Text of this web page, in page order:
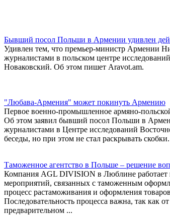
Бывший посол Польши в Армении удивлен
Удивлен тем, что премьер-министр Армении
журналистами в польском центре
Новаковский. Об этом пишет Aravot.am.
"Любава-Армения" может покинуть Армению
Первое военно-промышленное армяно-
Об этом заявил бывший посол Польши в
журналистами в Центре исследований
беседы, но при этом не стал раскрывать скобки.
Таможенное агентство в Польше – решение
Компания AGL DIVISION в Люблине работает
мероприятий, связанных с таможенным
процесс растаможивания и оформления
Последовательность процесса важна, так как
предварительном ...